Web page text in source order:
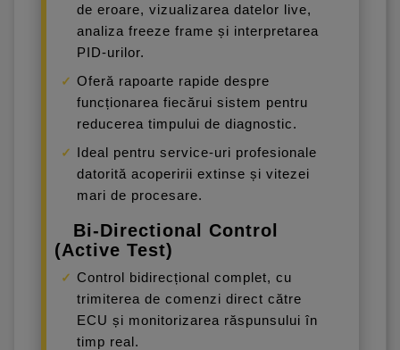
de eroare, vizualizarea datelor live,
analiza freeze frame și interpretarea
PID-urilor.
Oferă rapoarte rapide despre
funcționarea fiecărui sistem pentru
reducerea timpului de diagnostic.
Ideal pentru service-uri profesionale
datorită acoperirii extinse și vitezei
mari de procesare.
Bi-Directional Control
(Active Test)
Control bidirecțional complet, cu
trimiterea de comenzi direct către
ECU și monitorizarea răspunsului în
timp real.